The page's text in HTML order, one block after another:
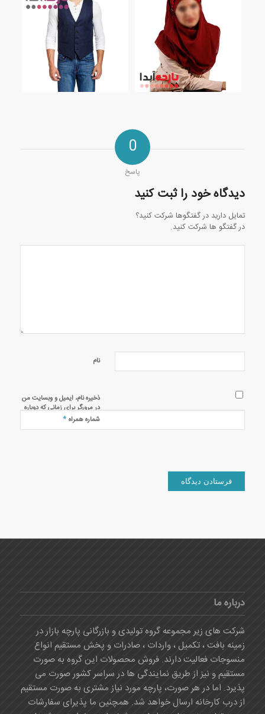
0
پاسخ
دیدگاه خود را ثبت کنید
تمایل دارید در گفتگوها شرکت کنید؟
در گفتگو ها شرکت کنید.
نام
ذخیره نام، ایمیل و وبسایت من
در مرورگر برای زمانی که دوباره
دیدگاهی می‌نویسم.
شماره همراه*
درباره ما
شرکت های زیر مجموعه گروه تولیدی و بازرگانی پارچه بازار در
زمینه بافت ، تکمیل ، واردات ، صادرات و پخش مستقیم انواع
منسوجات فعالیت دارند. فروش محصولات این گروه به صورت
مستقیم و نیز از طریق نمایندگی ها در سراسر کشور صورت می
پذیرد. اما در هر صورت، پارچه مورد نیاز مشتری به صورت مستقیم
از درب کارخانه ارسال خواهد شد. همچنین ما پذیرای سفارشات